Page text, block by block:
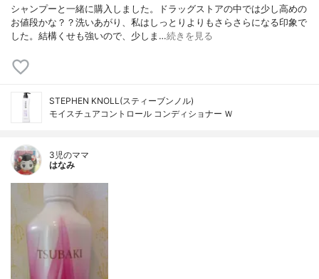
シャンプーと一緒に購入しました。ドラッグストアの中では少し高めの
お値段かな？？洗いあがり、私はしっとりよりもさらさらになる印象で
した。結構くせも強いので、少しま…続きを見る
STEPHEN KNOLL(スティーブンノル)
モイスチュアコントロール コンディショナー Ｗ
3児のママ
はなみ